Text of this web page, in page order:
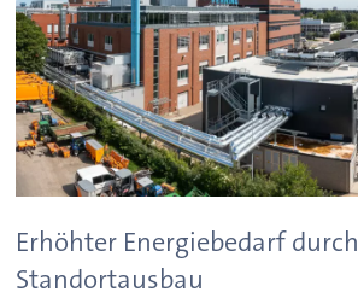
Erhöhter Energiebedarf durch
Standortausbau